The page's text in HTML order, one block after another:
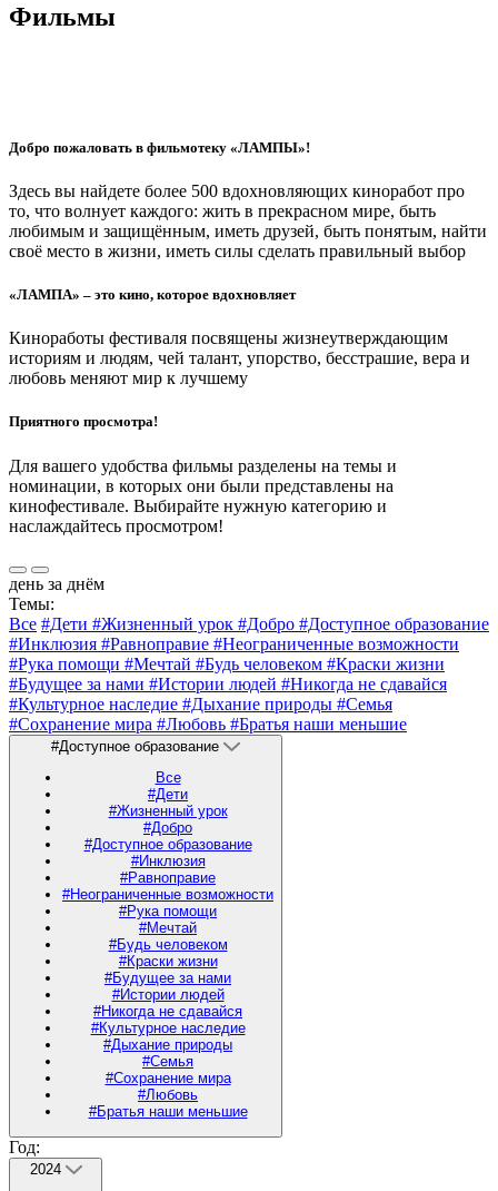
Фильмы
Добро пожаловать в фильмотеку «ЛАМПЫ»!
Здесь вы найдете более 500 вдохновляющих киноработ про
то, что волнует каждого: жить в прекрасном мире, быть
любимым и защищённым, иметь друзей, быть понятым, найти
своё место в жизни, иметь силы сделать правильный выбор
«ЛАМПА» – это кино, которое вдохновляет
Киноработы фестиваля посвящены жизнеутверждающим
историям и людям, чей талант, упорство, бесстрашие, вера и
любовь меняют мир к лучшему
Приятного просмотра!
Для вашего удобства фильмы разделены на темы и
номинации, в которых они были представлены на
кинофестивале. Выбирайте нужную категорию и
наслаждайтесь просмотром!
день за днём
Темы:
Все #Дети #Жизненный урок #Добро #Доступное образование
#Инклюзия #Равноправие #Неограниченные возможности
#Рука помощи #Мечтай #Будь человеком #Краски жизни
#Будущее за нами #Истории людей #Никогда не сдавайся
#Культурное наследие #Дыхание природы #Семья
#Сохранение мира #Любовь #Братья наши меньшие
#Доступное образование
Все
#Дети
#Жизненный урок
#Добро
#Доступное образование
#Инклюзия
#Равноправие
#Неограниченные возможности
#Рука помощи
#Мечтай
#Будь человеком
#Краски жизни
#Будущее за нами
#Истории людей
#Никогда не сдавайся
#Культурное наследие
#Дыхание природы
#Семья
#Сохранение мира
#Любовь
#Братья наши меньшие
Год:
2024